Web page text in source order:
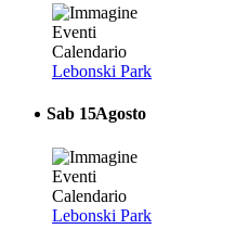
Lebonski Park
Sab 15Agosto
Lebonski Park